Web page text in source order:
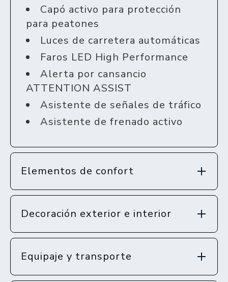
Capó activo para protección
para peatones
Luces de carretera automáticas
Faros LED High Performance
Alerta por cansancio
ATTENTION ASSIST
Asistente de señales de tráfico
Asistente de frenado activo
Elementos de confort
Decoración exterior e interior
Equipaje y transporte